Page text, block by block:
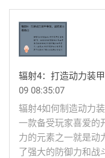
辐射4：打造动力装
09 08:35:07
辐射4如何制造动力
一款备受玩家喜爱的
力的元素之一就是动
了强大的防御力和